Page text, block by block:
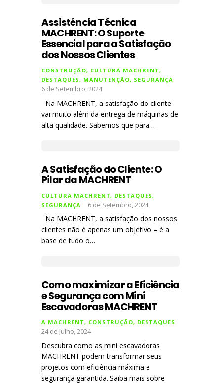
Assistência Técnica
MACHRENT: O Suporte
Essencial para a Satisfação
dos Nossos Clientes
CONSTRUÇÃO, CULTURA MACHRENT,
DESTAQUES, MANUTENÇÃO, SEGURANÇA
6 de Setembro, 2024
Na MACHRENT, a satisfação do cliente
vai muito além da entrega de máquinas de
alta qualidade. Sabemos que para…
A Satisfação do Cliente: O
Pilar da MACHRENT
CULTURA MACHRENT, DESTAQUES,
SEGURANÇA
6 de Setembro, 2024
Na MACHRENT, a satisfação dos nossos
clientes não é apenas um objetivo – é a
base de tudo o…
Como maximizar a Eficiência
e Segurança com Mini
Escavadoras MACHRENT
A MACHRENT, CONSTRUÇÃO, DESTAQUES
24 de Julho, 2024
Descubra como as mini escavadoras
MACHRENT podem transformar seus
projetos com eficiência máxima e
segurança garantida. Saiba mais sobre